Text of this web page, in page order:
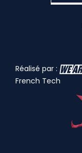
Réalisé par :
French Tech